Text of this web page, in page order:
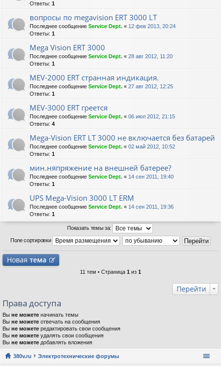
Ответы: 1
вопросы по megavision ERT 3000 LT
Последнее сообщение Service Dept. « 12 фев 2013, 20:24
Ответы: 1
Mega Vision ERT 3000
Последнее сообщение Service Dept. « 28 авг 2012, 11:20
Ответы: 1
MEV-2000 ERT странная индикация.
Последнее сообщение Service Dept. « 27 авг 2012, 12:25
Ответы: 1
MEV-3000 ERT греется
Последнее сообщение Service Dept. « 06 июл 2012, 21:15
Ответы: 4
Mega-Vision ERT LT 3000 не включается без батарей
Последнее сообщение Service Dept. « 02 май 2012, 10:52
Ответы: 1
мин.няпряжение на внешней батерее?
Последнее сообщение Service Dept. « 14 сен 2011, 19:40
Ответы: 1
UPS Mega-Vision 3000 LT ERM
Последнее сообщение Service Dept. « 14 сен 2011, 19:36
Ответы: 1
Показать темы за:
Поле сортировки
Новая тема
11 тем • Страница 1 из 1
Перейти
Права доступа
Вы не можете начинать темы
Вы не можете отвечать на сообщения
Вы не можете редактировать свои сообщения
Вы не можете удалять свои сообщения
Вы не можете добавлять вложения
380v.ru Электротехнические форумы